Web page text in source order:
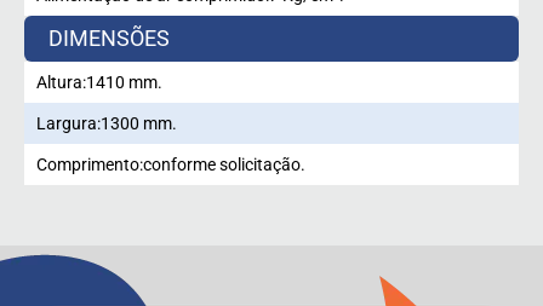
DIMENSÕES
Altura:1410 mm.
Largura:1300 mm.
Comprimento:conforme solicitação.